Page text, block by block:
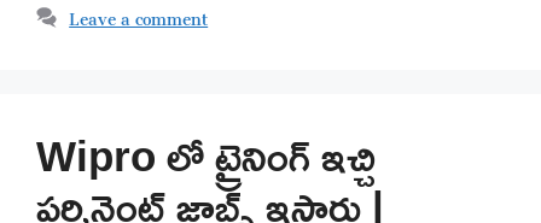
Leave a comment
Wipro లో ట్రైనింగ్ ఇచ్చి
పర్మినెంట్ జాబ్స్ ఇస్తారు |